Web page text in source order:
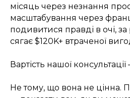
місяць через незнання
масштабування через
подивитися правді в очі,
сягає $120K+ втраченої
Вартість нашої
Не тому, що вона не цінна.